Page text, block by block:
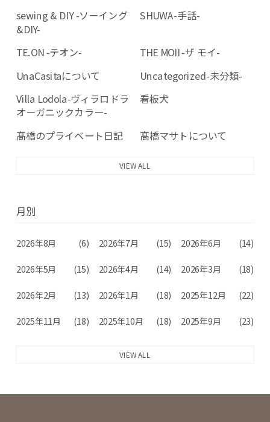
sewing & DIY -ソーイング
&DIY-
SHUWA-手話-
TE.ON -テオン-
THE MOII -ザ モイ-
UnaCasitaについて
Uncategorized-未分類-
Villa Lodola-ヴィラロドラ
オーガニックカラー-
看板犬
髙橋のプライベート日記 髙橋マサトについて
VIEW ALL
月別
2026年8月 (6) 2026年7月 (15) 2026年6月 (14)
2026年5月 (15) 2026年4月 (14) 2026年3月 (18)
2026年2月 (13) 2026年1月 (18) 2025年12月 (22)
2025年11月 (18) 2025年10月 (18) 2025年9月 (23)
VIEW ALL